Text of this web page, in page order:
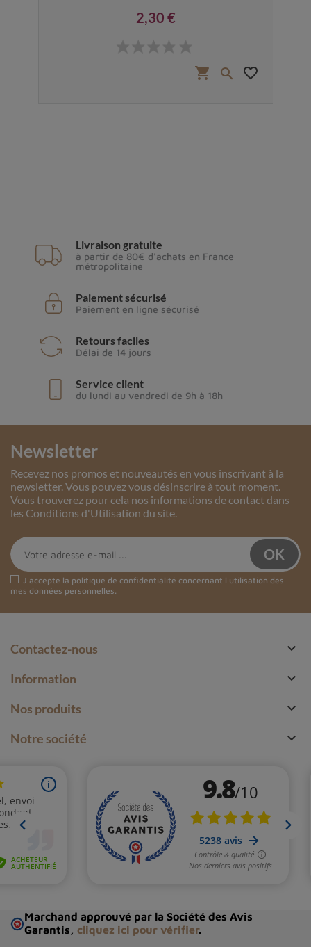
2,30 €
shopping_cart  favorite_border
Livraison gratuite
à partir de 80€ d'achats en France
métropolitaine
Paiement sécurisé
Paiement en ligne sécurisé
Retours faciles
Délai de 14 jours
Service client
du lundi au vendredi de 9h à 18h
Newsletter
Recevez nos promos et nouveautés en vous inscrivant à la
newsletter. Vous pouvez vous désinscrire à tout moment.
Vous trouverez pour cela nos informations de contact dans
les Conditions d'Utilisation du site.
J'accepte la politique de confidentialité concernant l'utilisation des
mes données personnelles.
Contactez-nous 
Information 
Nos produits 
Notre société 
Marchand approuvé par la Société des Avis
Garantis, cliquez ici pour vérifier.